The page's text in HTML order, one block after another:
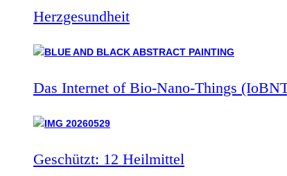
Herzgesundheit
Das Internet of Bio-Nano-Things
Geschützt: 12 Heilmittel